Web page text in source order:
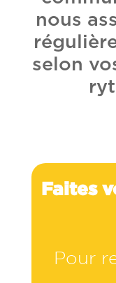
nous
selon
Faites
Pour